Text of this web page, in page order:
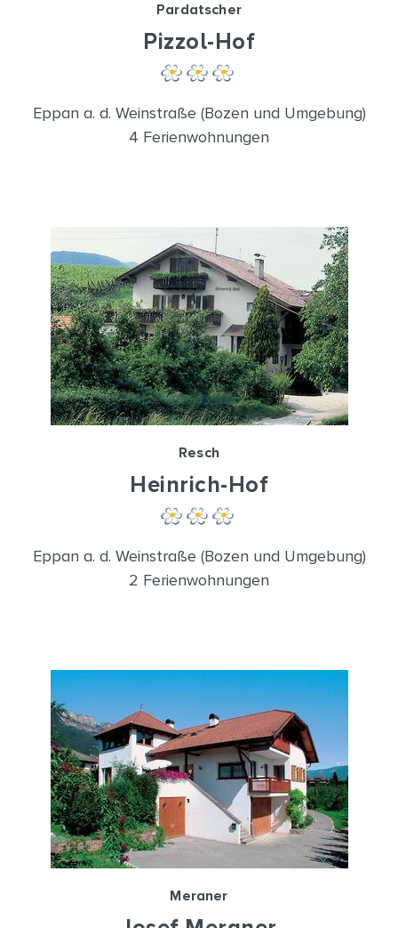
Pardatscher
Pizzol-Hof
Eppan a. d. Weinstraße (Bozen und Umgebung)
4 Ferienwohnungen
Resch
Heinrich-Hof
Eppan a. d. Weinstraße (Bozen und Umgebung)
2 Ferienwohnungen
Meraner